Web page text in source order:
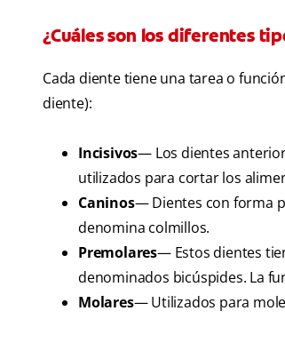
¿Cuáles son los diferentes
Cada diente tiene una tarea o
diente):
Incisivos— Los dientes
utilizados para cortar los
Caninos— Dientes con forma
denomina colmillos.
Premolares— Estos dientes
denominados bicúspides. La
Molares— Utilizados para